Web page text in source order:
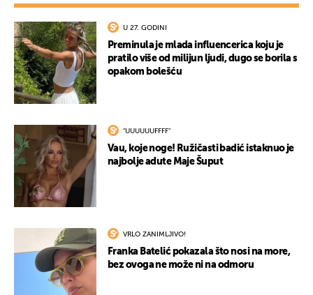
U 27. GODINI
Preminula je mlada influencerica koju je
pratilo više od milijun ljudi, dugo se borila s
opakom bolešću
"UUUUUUFFFF"
Vau, koje noge! Ružičasti badić istaknuo je
najbolje adute Maje Šuput
VRLO ZANIMLJIVO!
Franka Batelić pokazala što nosi na more,
bez ovoga ne može ni na odmoru